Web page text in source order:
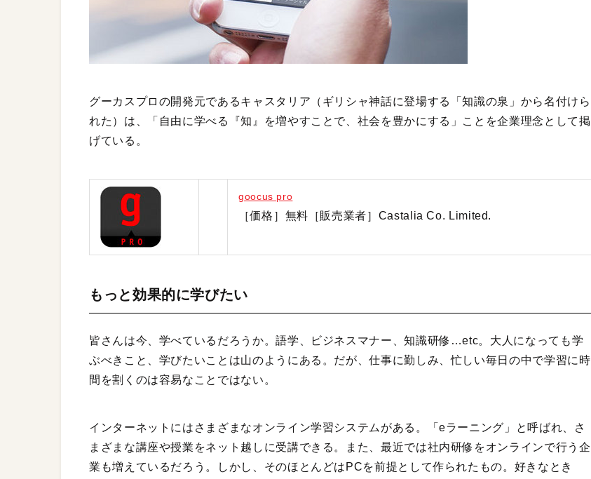
グーカスプロの開発元であるキャスタリア（ギリシャ神話に登場する「知識の泉」から名付けら
れた）は、「自由に学べる『知』を増やすことで、社会を豊かにする」ことを企業理念として掲
げている。
goocus pro
［価格］無料［販売業者］Castalia Co. Limited.
もっと効果的に学びたい
皆さんは今、学べているだろうか。語学、ビジネスマナー、知識研修…etc。大人になっても学
ぶべきこと、学びたいことは山のようにある。だが、仕事に勤しみ、忙しい毎日の中で学習に時
間を割くのは容易なことではない。
インターネットにはさまざまなオンライン学習システムがある。「eラーニング」と呼ばれ、さ
まざまな講座や授業をネット越しに受講できる。また、最近では社内研修をオンラインで行う企
業も増えているだろう。しかし、そのほとんどはPCを前提として作られたもの。好きなとき